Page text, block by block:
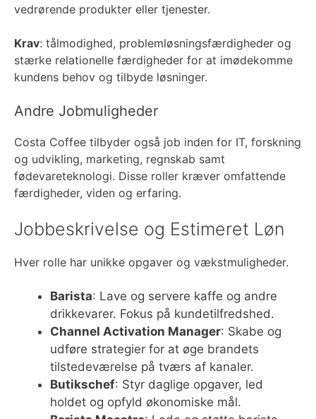
vedrørende produkter eller tjenester.
Krav: tålmodighed, problemløsningsfærdigheder og
stærke relationelle færdigheder for at imødekomme
kundens behov og tilbyde løsninger.
Andre Jobmuligheder
Costa Coffee tilbyder også job inden for IT, forskning
og udvikling, marketing, regnskab samt
fødevareteknologi. Disse roller kræver omfattende
færdigheder, viden og erfaring.
Jobbeskrivelse og Estimeret Løn
Hver rolle har unikke opgaver og vækstmuligheder.
Barista: Lave og servere kaffe og andre
drikkevarer. Fokus på kundetilfredshed.
Channel Activation Manager: Skabe og
udføre strategier for at øge brandets
tilstedeværelse på tværs af kanaler.
Butikschef: Styr daglige opgaver, led
holdet og opfyld økonomiske mål.